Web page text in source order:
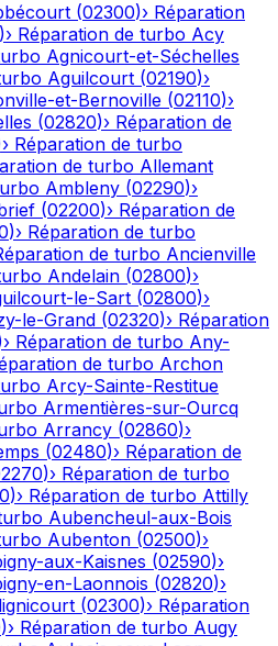
(02300)› Réparation
)› Réparation de turbo Acy
Agnicourt-et-Séchelles
Aguilcourt (02190)›
et-Bernoville (02110)›
(02820)› Réparation de
› Réparation de turbo
de turbo Allemant
Ambleny (02290)›
(02200)› Réparation de
)› Réparation de turbo
de turbo Ancienville
Andelain (02800)›
le-Sart (02800)›
le-Grand (02320)› Réparation
› Réparation de turbo Any-
de turbo Archon
Arcy-Sainte-Restitue
Armentières-sur-Ourcq
Arrancy (02860)›
(02480)› Réparation de
)› Réparation de turbo
)› Réparation de turbo Attilly
Aubencheul-aux-Bois
Aubenton (02500)›
aux-Kaisnes (02590)›
en-Laonnois (02820)›
(02300)› Réparation
)› Réparation de turbo Augy